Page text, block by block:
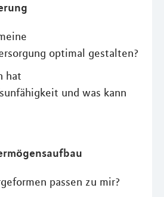
optimal gestalten?
hat
und was kann
passen zu mir?